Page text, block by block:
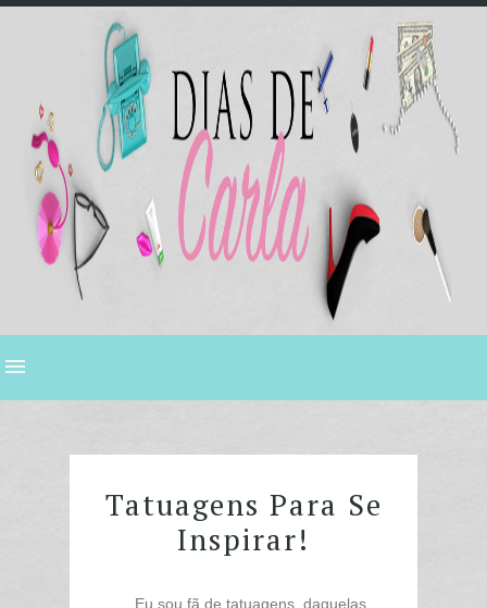
Tatuagens Para Se
Inspirar!
Eu sou fã de tatuagens, daquelas